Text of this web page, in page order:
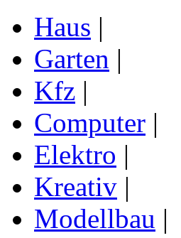
Haus |
Garten |
Kfz |
Computer |
Elektro |
Kreativ |
Modellbau |